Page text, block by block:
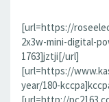
[url=https://
2x3w-mini-digital-
1763]jztji[/url]
[url=https://
year/180-